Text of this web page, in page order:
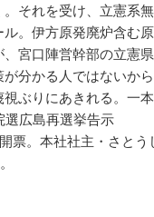
それを受け、立憲系
。伊方原発廃炉含む
宮口陣営幹部の立憲
分かる人ではないか
ぶりにあきれる。一本
広島再選挙告示
。本社社主・さとう